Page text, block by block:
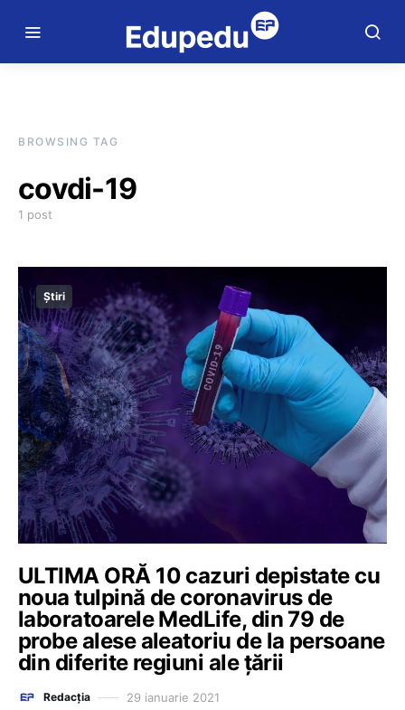
BROWSING TAG
covdi-19
1 post
Știri
ULTIMA ORĂ 10 cazuri depistate cu
noua tulpină de coronavirus de
laboratoarele MedLife, din 79 de
probe alese aleatoriu de la persoane
din diferite regiuni ale țării
Redacția 29 ianuarie 2021